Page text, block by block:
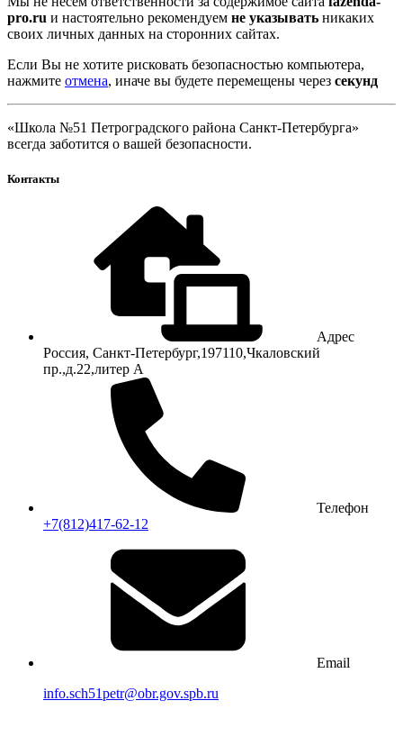
pro.ru и настоятельно рекомендуем не указывать никаких
своих личных данных на сторонних сайтах.
Если Вы не хотите рисковать безопасностью компьютера,
нажмите отмена, иначе вы будете перемещены через секунд
«Школа №51 Петроградского района Санкт-Петербурга»
всегда заботится о вашей безопасности.
Контакты
Адрес
Россия, Санкт-Петербург,197110,Чкаловский
пр.,д.22,литер А
Телефон
+7(812)417-62-12
Email
info.sch51petr@obr.gov.spb.ru